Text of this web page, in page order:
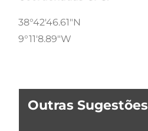
38°42'46.61"N
9°11'8.89"W
Outras Sugestões